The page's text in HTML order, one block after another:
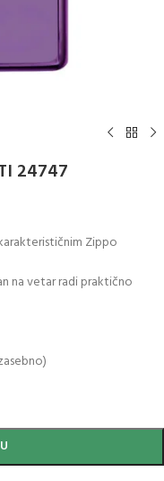
24747
Zippo
na vetar radi praktično